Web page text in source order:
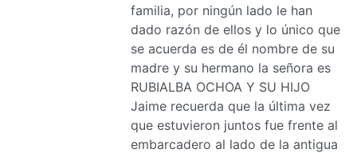
familia, por ningún lado le han
dado razón de ellos y lo único que
se acuerda es de él nombre de su
madre y su hermano la señora es
RUBIALBA OCHOA Y SU HIJO
Jaime recuerda que la última vez
que estuvieron juntos fue frente al
embarcadero al lado de la antigua